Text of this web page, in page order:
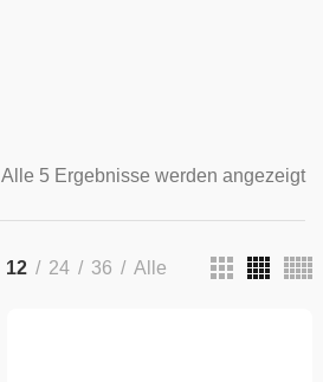
Alle 5 Ergebnisse werden angezeigt
12 24 36 Alle